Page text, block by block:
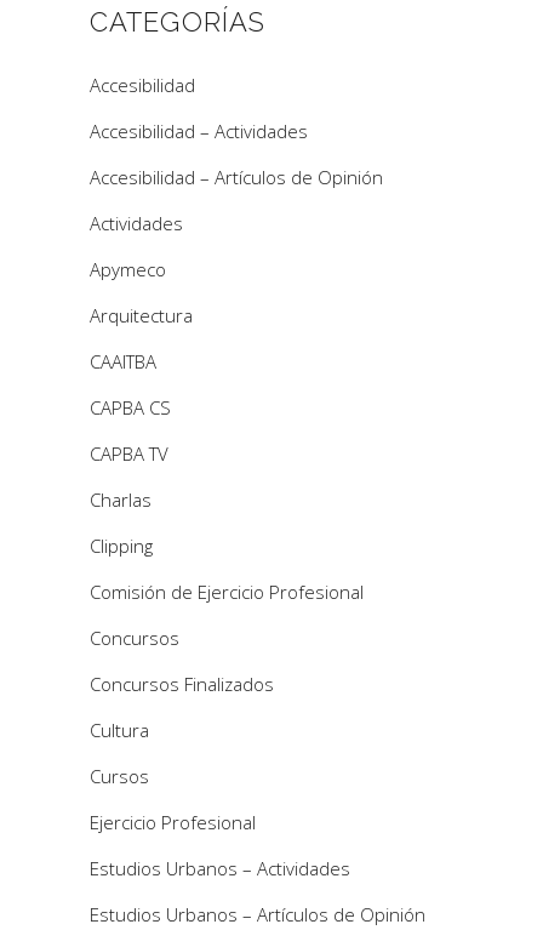
CATEGORÍAS
Accesibilidad
Accesibilidad – Actividades
Accesibilidad – Artículos de Opinión
Actividades
Apymeco
Arquitectura
CAAITBA
CAPBA CS
CAPBA TV
Charlas
Clipping
Comisión de Ejercicio Profesional
Concursos
Concursos Finalizados
Cultura
Cursos
Ejercicio Profesional
Estudios Urbanos – Actividades
Estudios Urbanos – Artículos de Opinión